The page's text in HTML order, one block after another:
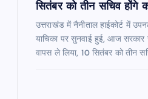
सितंबर को तीन सचिव होंगे
उत्तराखंड में नैनीताल हाईकोर्ट में
याचिका पर सुनवाई हुई, आज
वापस ले लिया, 10 सितंबर को तीन